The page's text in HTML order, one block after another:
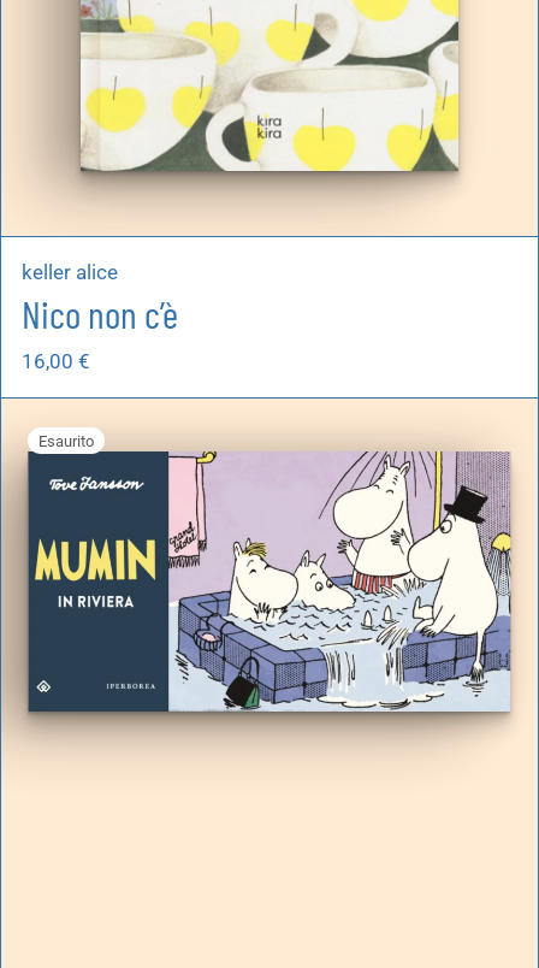
keller alice
Nico non c’è
16,00 €
Esaurito